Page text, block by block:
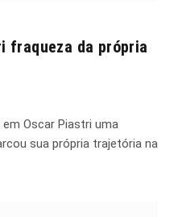
fraqueza da própria
Oscar Piastri uma
sua própria trajetória na